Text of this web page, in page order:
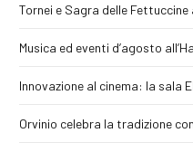
Tornei e Sagra delle
Musica ed eventi d’agosto
Innovazione al cinema: la sala
Orvinio celebra la tradizione